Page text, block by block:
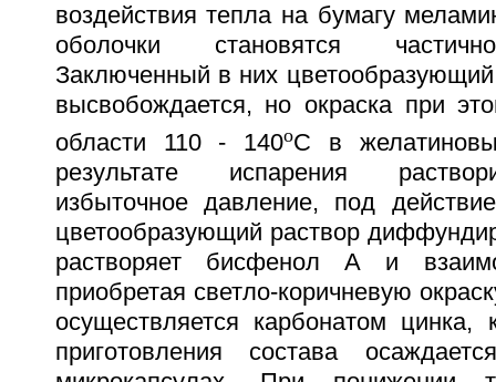
воздействия тепла на бумагу
оболочки становятся
Заключенный в них цветообразующий
высвобождается, но окраска при
области 110 - 140oC в
результате испарения
избыточное давление, под
цветообразующий раствор
растворяет бисфенол А и
приобретая светло-коричневую
осуществляется карбонатом цинка,
приготовления состава